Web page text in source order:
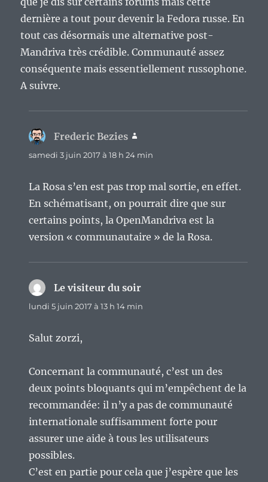
dernière a tout pour devenir la Fedora russe. En
tout cas désormais une alternative post-
Mandriva très crédible. Communauté assez
conséquente mais essentiellement russophone.
A suivre.
Frederic Bezies
samedi 3 juin 2017 à 18 h 24 min
La Rosa s’en est pas trop mal sortie, en effet.
En schématisant, on pourrait dire que sur
certains points, la OpenMandriva est la
version « communautaire » de la Rosa.
Le visiteur du soir
lundi 5 juin 2017 à 13 h 14 min
Salut zorzi,
Concernant la communauté, c’est un des
deux points bloquants qui m’empêchent de la
recommandée: il n’y a pas de communauté
internationale suffisamment forte pour
assurer une aide à tous les utilisateurs
possibles.
C’est en partie pour cela que j’espère que les